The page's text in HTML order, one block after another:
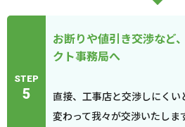
STEP
5
お断りや値引き交渉など
クト事務局へ
直接、工事店と交渉しにく
変わって我々が交渉いたしま